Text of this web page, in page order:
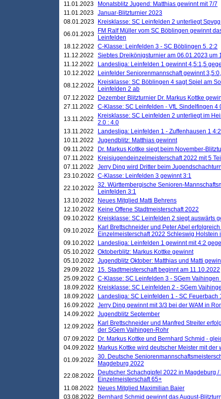
11.01.2023
Monatsblitz Jugend: Matthias gewinnt mit 7/7
11.01.2023 Januar-Blitzturnier 2023
08.01.2023
Kreisklasse: SC Leinfelden 2 unterliegt
06.01.2023
FM Ralf Müller vom SC Böblingen gewinnt
Leinfelden
18.12.2022 C-Klasse: Leinfelden 3 - SC Böblingen 5. 2:2
11.12.2022
Siebtes Dreikönigsturnier am 06.01.2023 um
11.12.2022
Landesliga: Leinfelden 1 gewinnt 4,5:1,5
10.12.2022
Leinfelder Seniorenmannschaft gewinnt
08.12.2022
Kreisklasse: SC Böblingen 4 sagt Spiel am
Leinfelden 2 ab
07.12.2022
Dezember Blitzturnier Dr. Markus Kottke
27.11.2022
C-Klasse: SC Leinfelden - VfL Sindelfingen 4
13.11.2022
Kreisklasse: SC Leinfelden 2 unterliegt im
2.0 : 4.0
13.11.2022
Landesliga: Leinfelden 1 - Zuffenhausen 1 4:2
10.11.2022
Jugendblitz: Matthias gewinnt
09.11.2022
Dr. Markus Kottke siegt beim November-
07.11.2022
Kreisjugendeinzelmeisterschaft 2022 mit 5
07.11.2022
Jerry Ding wird Dritter beim
23.10.2022 C-Klasse: Leinfelden 3 gewinnt 3:1
22.10.2022 32. Württembergische Senioren-
Leinfelden 3:1
13.10.2022
Neues Mitglied Matti Behrens
12.10.2022
Keine Offene Stadtmeisterschaft 2022
09.10.2022
Kreisklasse: SC Leinfelden 2 siegt auswärts
09.10.2022
Karl Brettschneider und Peter Abel
Einzelmeisterschaft 2022 Schleswig Holstein
09.10.2022
Landesliga: Leinfelden 1 gewinnt mit 4:2
05.10.2022 Oktoberblitz: Markus Kottke gewinnt
05.10.2022 Jugendblitz Oktober: Matthias und Matti
29.09.2022
15. Stadtmeisterschaft beginnt am 11.10.2022
25.09.2022 C-Klasse: SC Leinfelden 3 - SGem Vaihingen
18.09.2022
Kreisklasse: SC Leinfelden 2 - SGem
18.09.2022
Landesliga: SC Leinfelden 1 - SC Feuerbach
16.09.2022 Jerry Ding gewinnt mit 3/3 bei der WAM in
14.09.2022 Jugendblitz September
12.09.2022
Karl Brettschneider und Manfred Streiter
der SGem Vaihingen-Rohr
07.09.2022
Dr. Markus Kottke und Bernhard Schmid -
04.09.2022
Markus Kottke wird deutscher Meister mit
01.09.2022 30. Deutsche
Magdeburg 2022
22.08.2022
Deutscher Schachgipfel 2022 in Magdeburg
Einzelmeisterschaft 65+
11.08.2022
Neues Mitglied Maximilian Baier
03.08.2022
Bernhard Schmid gewinnt das August-